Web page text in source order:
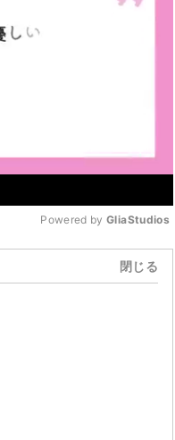
Powered by GliaStudios
閉じる